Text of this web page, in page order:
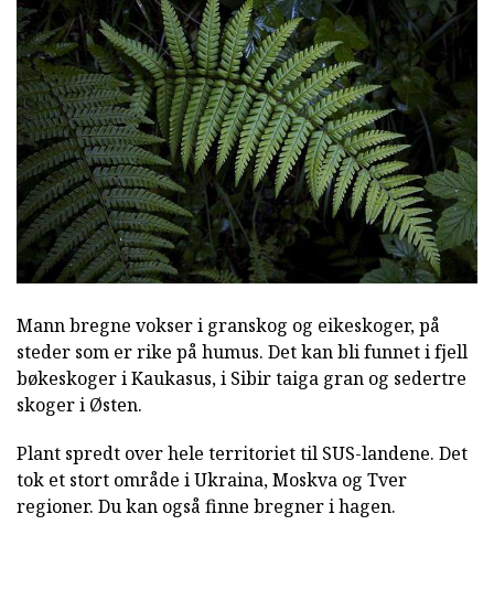
Mann bregne vokser i granskog og eikeskoger, på
steder som er rike på humus. Det kan bli funnet i fjell
bøkeskoger i Kaukasus, i Sibir taiga gran og sedertre
skoger i Østen.
Plant spredt over hele territoriet til SUS-landene. Det
tok et stort område i Ukraina, Moskva og Tver
regioner. Du kan også finne bregner i hagen.